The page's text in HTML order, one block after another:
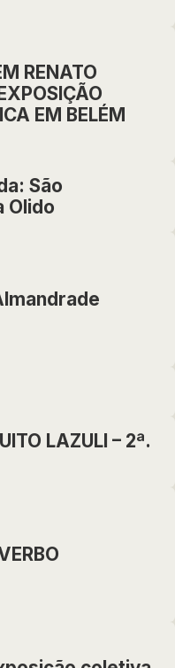
RENATO
EM BELÉM
São
Olido
LAZULI – 2ª.